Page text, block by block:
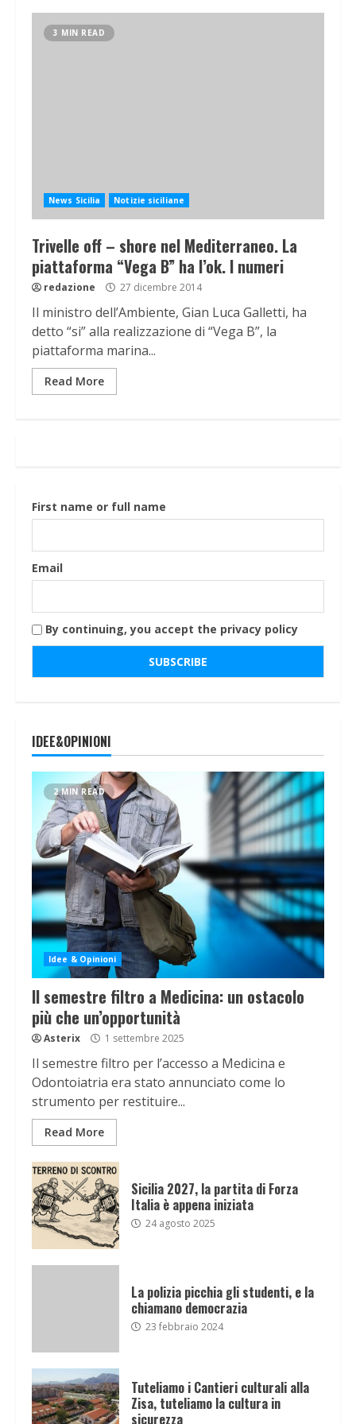
3 MIN READ
News Sicilia Notizie siciliane
Trivelle off – shore nel Mediterraneo. La
piattaforma “Vega B” ha l’ok. I numeri
redazione 27 dicembre 2014
Il ministro dell’Ambiente, Gian Luca Galletti, ha
detto “si” alla realizzazione di “Vega B”, la
piattaforma marina...
Read More
First name or full name
Email
By continuing, you accept the privacy policy
IDEE&OPINIONI
2 MIN READ
Idee & Opinioni
Il semestre filtro a Medicina: un ostacolo
più che un’opportunità
Asterix 1 settembre 2025
Il semestre filtro per l’accesso a Medicina e
Odontoiatria era stato annunciato come lo
strumento per restituire...
Read More
Sicilia 2027, la partita di Forza
Italia è appena iniziata
24 agosto 2025
La polizia picchia gli studenti, e la
chiamano democrazia
23 febbraio 2024
Tuteliamo i Cantieri culturali alla
Zisa, tuteliamo la cultura in
sicurezza